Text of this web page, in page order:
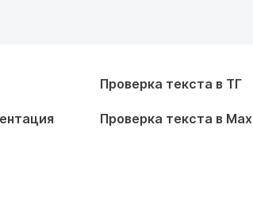
Проверка текста в ТГ
Проверка текста в Max